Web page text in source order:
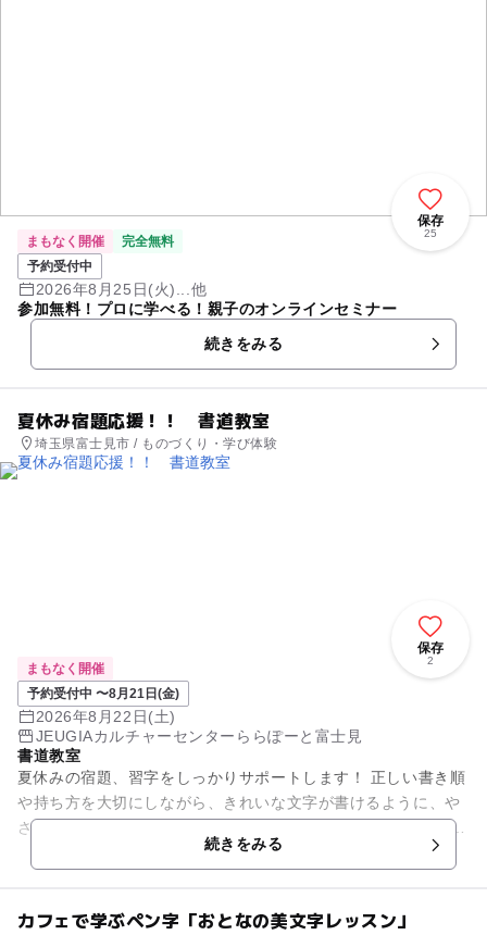
保存
25
まもなく開催
完全無料
予約受付中
2026年8月25日(火)...他
参加無料！プロに学べる！親子のオンラインセミナー
続きをみる
夏休み宿題応援！！ 書道教室
埼玉県富士見市 / ものづくり・学び体験
保存
2
まもなく開催
予約受付中 〜8月21日(金)
2026年8月22日(土)
JEUGIAカルチャーセンターららぽーと富士見
書道教室
夏休みの宿題、習字をしっかりサポートします！ 正しい書き順
や持ち方を大切にしながら、きれいな文字が書けるように、や
さしく丁寧に指導いたします。 はじめての方も安心してご参加
続きをみる
カフェで学ぶペン字「おとなの美文字レッスン」